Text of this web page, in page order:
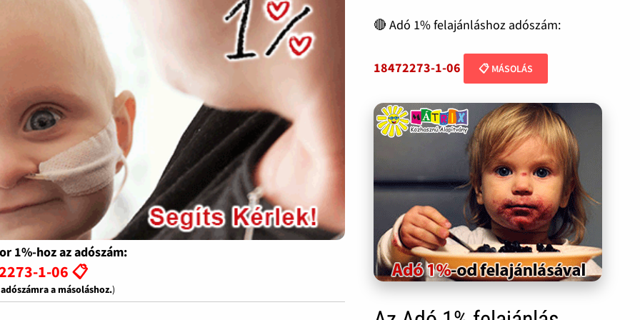
1%-hoz az adószám:
1-06 📋
a másoláshoz.)
🔴 Adó 1% felajánláshoz adószám:
18472273-1-06 📋 MÁSOLÁS